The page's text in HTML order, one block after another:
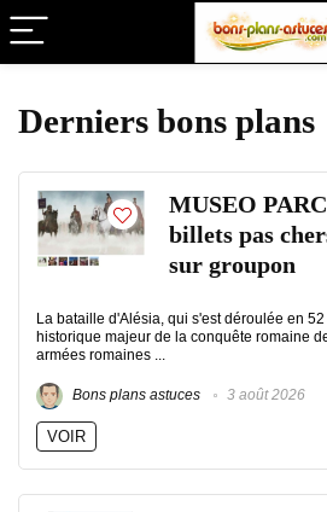
Derniers bons plans
MUSEO
billets pas
sur groupon
La bataille d'Alésia, qui s'est déroulée en
historique majeur de la conquête romaine
armées romaines ...
Bons plans astuces 3 août 2026
VOIR